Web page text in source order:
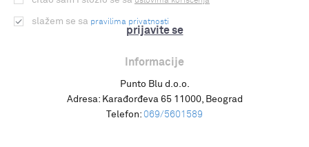
prijavite se
slažem se sa pravilima privatnosti
Informacije
Punto Blu d.o.o.
Adresa: Karađorđeva 65 11000, Beograd
Telefon: 069/5601589